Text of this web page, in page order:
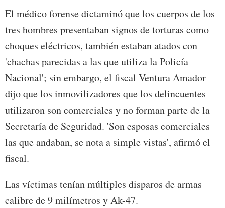
El médico forense dictaminó que los cuerpos de los
tres hombres presentaban signos de torturas como
choques eléctricos, también estaban atados con
'chachas parecidas a las que utiliza la Policía
Nacional'; sin embargo, el fiscal Ventura Amador
dijo que los inmovilizadores que los delincuentes
utilizaron son comerciales y no forman parte de la
Secretaría de Seguridad. 'Son esposas comerciales
las que andaban, se nota a simple vistas', afirmó el
fiscal.
Las víctimas tenían múltiples disparos de armas
calibre de 9 milímetros y Ak-47.